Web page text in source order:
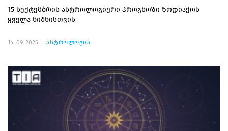
15 სექტემბრის ასტროლოგიური პროგნოზი ზოდიაქოს
ყველა ნიშნისთვის
14. 09. 2025 ასტროლოგია